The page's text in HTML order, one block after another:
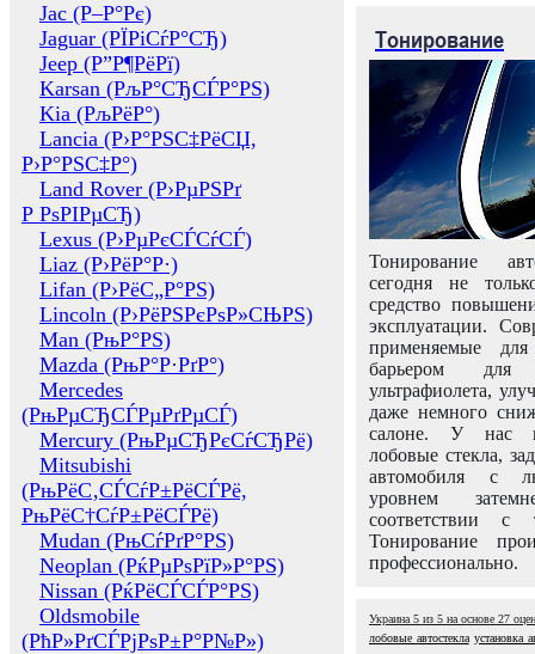
Jac (Р–Р°Рє)
Jaguar (РЇРіСѓР°СЂ)
Jeep (Р”Р¶РёРї)
Karsan (РљР°СЂСЃР°РЅ)
Kia (РљРёР°)
Lancia (Р›Р°РЅС‡РёСЏ,
Р›Р°РЅС‡Р°)
Land Rover (Р›РµРЅРґ
Р РѕРІРµСЂ)
Lexus (Р›РµРєСЃСѓСЃ)
Liaz (Р›РёР°Р·)
Lifan (Р›РёС„Р°РЅ)
Lincoln (Р›РёРЅРєРѕР»СЊРЅ)
Man (РњР°РЅ)
Mazda (РњР°Р·РґР°)
Mercedes
(РњРµСЂСЃРµРґРµСЃ)
Mercury (РњРµСЂРєСѓСЂРё)
Mitsubishi
(РњРёС‚СЃСѓР±РёСЃРё,
РњРёС†СѓР±РёСЃРё)
Mudan (РњСѓРґР°РЅ)
Neoplan (РќРµРѕРїР»Р°РЅ)
Nissan (РќРёСЃСЃР°РЅ)
Oldsmobile
(РћР»РґСЃРјРѕР±Р°Р№Р»)
Тонирование
Тонирование
сегодня не
средство
эксплуатации.
применяемые
барьером для
ультрафиолета,
даже немного
салоне. У нас
лобовые стекла,
автомобиля с
уровнем
соответствии с
Тонирование
профессионально.
Украина 5 из 5 на основе 27
лобовые автостекла установка